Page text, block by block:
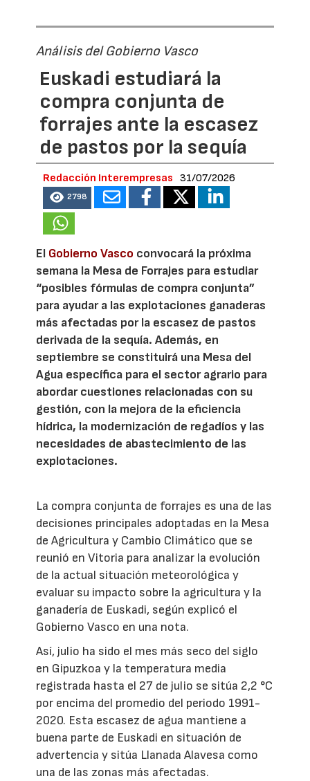
Análisis del Gobierno Vasco
Euskadi estudiará la
compra conjunta de
forrajes ante la escasez
de pastos por la sequía
Redacción Interempresas 31/07/2026
2798
El Gobierno Vasco convocará la próxima
semana la Mesa de Forrajes para estudiar
“posibles fórmulas de compra conjunta”
para ayudar a las explotaciones ganaderas
más afectadas por la escasez de pastos
derivada de la sequía. Además, en
septiembre se constituirá una Mesa del
Agua específica para el sector agrario para
abordar cuestiones relacionadas con su
gestión, con la mejora de la eficiencia
hídrica, la modernización de regadíos y las
necesidades de abastecimiento de las
explotaciones.
La compra conjunta de forrajes es una de las
decisiones principales adoptadas en la Mesa
de Agricultura y Cambio Climático que se
reunió en Vitoria para analizar la evolución
de la actual situación meteorológica y
evaluar su impacto sobre la agricultura y la
ganadería de Euskadi, según explicó el
Gobierno Vasco en una nota.
Así, julio ha sido el mes más seco del siglo
en Gipuzkoa y la temperatura media
registrada hasta el 27 de julio se sitúa 2,2 °C
por encima del promedio del periodo 1991-
2020. Esta escasez de agua mantiene a
buena parte de Euskadi en situación de
advertencia y sitúa Llanada Alavesa como
una de las zonas más afectadas.